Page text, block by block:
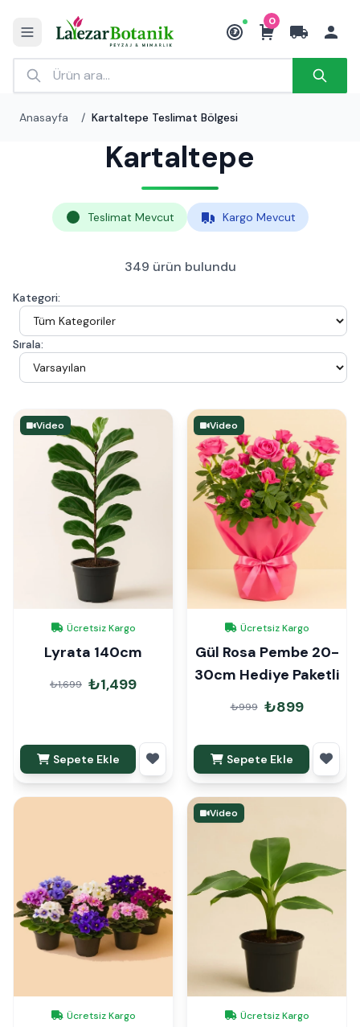
₺
0
Anasayfa / Kartaltepe Teslimat Bölgesi
Kartaltepe
Teslimat Mevcut Kargo Mevcut
349 ürün bulundu
Kategori:
Sırala:
Video
Ücretsiz Kargo
Lyrata 140cm
₺1,699 ₺1,499
Sepete Ekle
Video
Ücretsiz Kargo
Gül Rosa Pembe 20-
30cm Hediye Paketli
₺999 ₺899
Sepete Ekle
Ücretsiz Kargo
Video
Ücretsiz Kargo